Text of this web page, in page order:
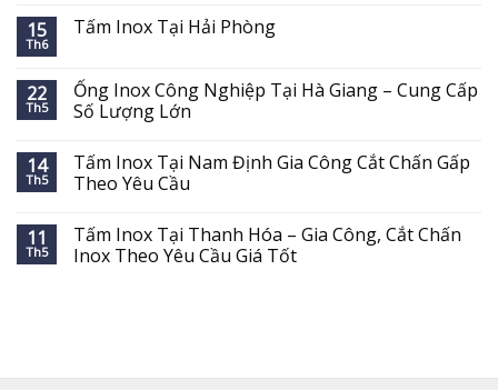
15
Th6
Tấm Inox Tại Hải Phòng
22
Th5
Ống Inox Công Nghiệp Tại Hà Giang – Cung Cấp
Số Lượng Lớn
14
Th5
Tấm Inox Tại Nam Định Gia Công Cắt Chấn Gấp
Theo Yêu Cầu
11
Th5
Tấm Inox Tại Thanh Hóa – Gia Công, Cắt Chấn
Inox Theo Yêu Cầu Giá Tốt